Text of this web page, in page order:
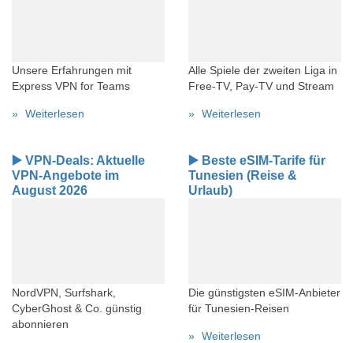
Unsere Erfahrungen mit
Express VPN for Teams
Weiterlesen
Alle Spiele der zweiten Liga in
Free-TV, Pay-TV und Stream
Weiterlesen
▶️ VPN-Deals: Aktuelle
VPN-Angebote im
August 2026
NordVPN, Surfshark,
CyberGhost & Co. günstig
abonnieren
▶️ Beste eSIM-Tarife für
Tunesien (Reise &
Urlaub)
Die günstigsten eSIM-Anbieter
für Tunesien-Reisen
Weiterlesen